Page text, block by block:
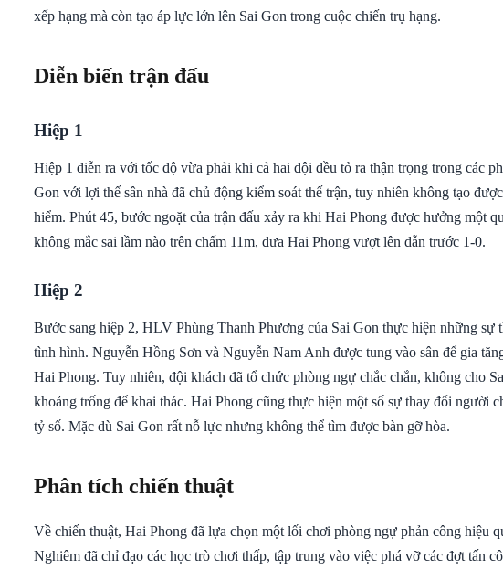
xếp hạng mà còn tạo áp lực lớn lên Sai Gon trong cuộc chiến trụ hạng.
Diễn biến trận đấu
Hiệp 1
Hiệp 1 diễn ra với tốc độ vừa phải khi cả hai đội đều tỏ ra thận trọng trong các
Gon với lợi thế sân nhà đã chủ động kiểm soát thế trận, tuy nhiên không tạo
hiểm. Phút 45, bước ngoặt của trận đấu xảy ra khi Hai Phong được hưởng một
không mắc sai lầm nào trên chấm 11m, đưa Hai Phong vượt lên dẫn trước 1-0.
Hiệp 2
Bước sang hiệp 2, HLV Phùng Thanh Phương của Sai Gon thực hiện những sự
tình hình. Nguyễn Hồng Sơn và Nguyễn Nam Anh được tung vào sân để gia
Hai Phong. Tuy nhiên, đội khách đã tổ chức phòng ngự chắc chắn, không cho
khoảng trống để khai thác. Hai Phong cũng thực hiện một số sự thay đổi người
tỷ số. Mặc dù Sai Gon rất nỗ lực nhưng không thể tìm được bàn gỡ hòa.
Phân tích chiến thuật
Về chiến thuật, Hai Phong đã lựa chọn một lối chơi phòng ngự phản công hiệu
Nghiêm đã chỉ đạo các học trò chơi thấp, tập trung vào việc phá vỡ các đợt tấn